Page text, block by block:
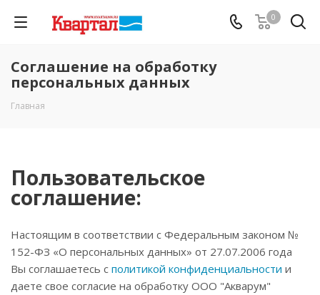
0
Соглашение на обработку
персональных данных
Главная
Пользовательское
соглашение:
Настоящим в соответствии с Федеральным законом №
152-ФЗ «О персональных данных» от 27.07.2006 года
Вы соглашаетесь с политикой конфиденциальности и
даете свое согласие на обработку ООО "Акварум"